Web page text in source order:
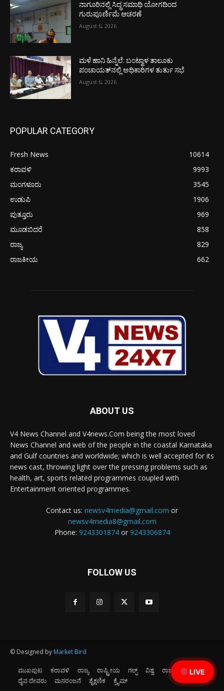
LIVE
ನಾಗೂರಿನಲ್ಲಿ ಸಿದ್ಧ ಸಮಾಧಿ ಯೋಗದಿಂದ
ಗುರುಪೂರ್ಣಿಮೆ ಆಚರಣೆ
August 6, 2026
ಮಳೆ ಹಾನಿ ಹಿನ್ನೆಲೆ: ಬಂಟ್ವಾಳ ತಾಲೂಕು
ಪಂಚಾಯತ್‌ನಲ್ಲಿ ಅಧಿಕಾರಿಗಳ ತುರ್ತು ಸಭೆ
August 6, 2026
POPULAR CATEGORY
Fresh News
10614
ಕರಾವಳಿ
9993
ಮಂಗಳೂರು
3545
ಉಡುಪಿ
1906
ಪುತ್ತೂರು
969
ಮೂಡಬಿದರೆ
858
ರಾಜ್ಯ
829
ರಾಜಕೀಯ
662
ABOUT US
V4 News Channel and V4news.Com being the most loved
News Channel and web of the people in the coastal Karnataka
and Gulf countries and worldwide; which is well accepted for its
news cast, throwing light over the pressing problems such as
health, art, sports related programmes coupled with
Entertainment oriented programmes.
Contact us: newsv4media@gmail.com or
newsv4media8@gmail.com
Phone: 9243301874or 9243306874
FOLLOW US
© Designed by Market Bird
ಮುಖಪುಟ ಕರಾವಳಿ ರಾಜ್ಯ ರಾಷ್ಟ್ರೀಯ ಗಲ್ಫ್ ವಿಶ್ವ ರಾಜಕೀಯ
ಕ್ರೀಡೆ
ದೈವ ದೇವರು
ಮನರಂಜನೆ ಶೈಕ್ಷಣಿಕ ಕ್ರೈಮ್